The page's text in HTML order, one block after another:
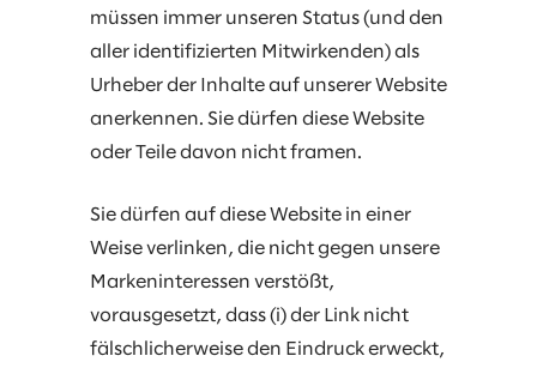
müssen immer unseren Status (und den
aller identifizierten Mitwirkenden) als
Urheber der Inhalte auf unserer Website
anerkennen. Sie dürfen diese Website
oder Teile davon nicht framen.
Sie dürfen auf diese Website in einer
Weise verlinken, die nicht gegen unsere
Markeninteressen verstößt,
vorausgesetzt, dass (i) der Link nicht
fälschlicherweise den Eindruck erweckt,